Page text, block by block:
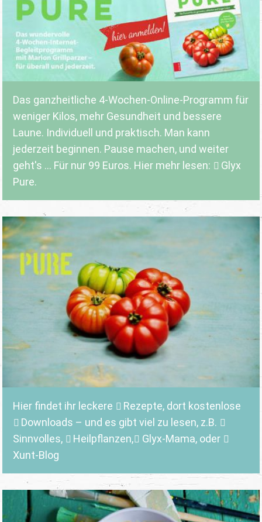
Das ganzheitliche 4-Wochen-Online-Programm für
weniger Kilos, mehr Gesundheit und bessere
Laune. Individuell und praktisch. Man kann
jederzeit beginnen. Pause machen, und weiter
geht's ... Für nur 99 Euros. Hier mehr lesen:
Glyx
Pure.
Hier findet ihr leckere Rezepte, dort kostenlose
Downloads – und es gibt viel zu lesen, z.B.
Sinnvolles, Heilpflanzen, Glyx-Mama,oder
Xunt-Blog